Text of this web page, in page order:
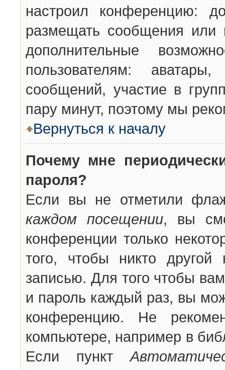
настроил конференцию:
размещать сообщения или
дополнительные
пользователям:
сообщений, участие в
пару минут, поэтому мы
Вернуться к началу
Почему мне
пароля?
Если вы не отметили
каждом посещении, вы
конференции только
того, чтобы никто другой
записью. Для того чтобы
и пароль каждый раз, вы
конференцию. Не
компьютере, например в
Если пункт